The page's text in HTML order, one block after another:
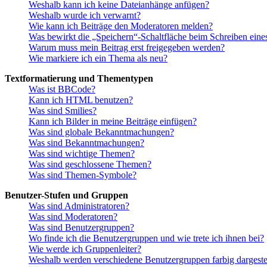
Weshalb kann ich keine Dateianhänge anfügen?
Weshalb wurde ich verwarnt?
Wie kann ich Beiträge den Moderatoren melden?
Was bewirkt die „Speichern“-Schaltfläche beim Schreiben
Warum muss mein Beitrag erst freigegeben werden?
Wie markiere ich ein Thema als neu?
Textformatierung und Thementypen
Was ist BBCode?
Kann ich HTML benutzen?
Was sind Smilies?
Kann ich Bilder in meine Beiträge einfügen?
Was sind globale Bekanntmachungen?
Was sind Bekanntmachungen?
Was sind wichtige Themen?
Was sind geschlossene Themen?
Was sind Themen-Symbole?
Benutzer-Stufen und Gruppen
Was sind Administratoren?
Was sind Moderatoren?
Was sind Benutzergruppen?
Wo finde ich die Benutzergruppen und wie trete ich ihnen bei?
Wie werde ich Gruppenleiter?
Weshalb werden verschiedene Benutzergruppen farbig